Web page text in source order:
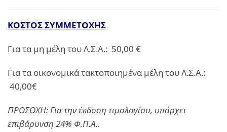
ΚΟΣΤΟΣ ΣΥΜΜΕΤΟΧΗΣ
Για τα μη μέλη του Λ.Σ.Α.: 50,00 €
Για τα οικονομικά τακτοποιημένα μέλη του Λ.Σ.Α.:
40,00€
ΠΡΟΣΟΧΗ: Για την έκδοση τιμολογίου, υπάρχει
επιβάρυνση 24% Φ.Π.Α..